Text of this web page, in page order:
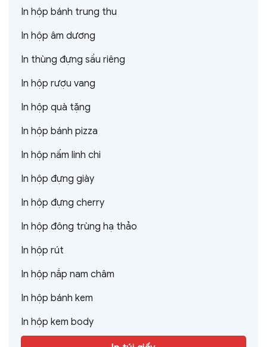
In hộp bánh trung thu
In hộp âm dương
In thùng đựng sầu riêng
In hộp rượu vang
In hộp quà tặng
In hộp bánh pizza
In hộp nấm linh chi
In hộp đựng giày
In hộp đựng cherry
In hộp đông trùng hạ thảo
In hộp rút
In hộp nắp nam châm
In hộp bánh kem
In hộp kem body